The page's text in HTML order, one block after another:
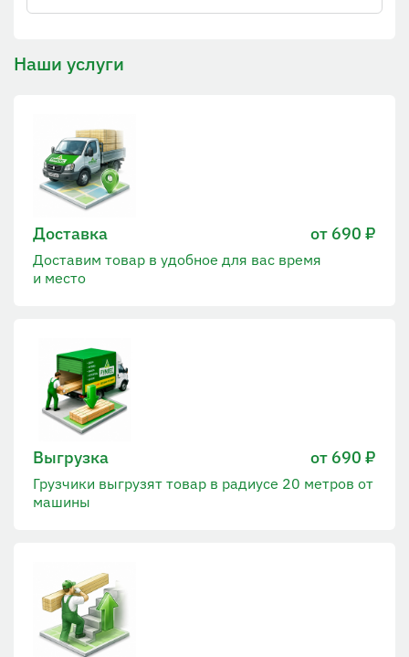
Наши услуги
Доставка от 690 ₽
Доставим товар в удобное для вас время
и место
Выгрузка от 690 ₽
Грузчики выгрузят товар в радиусе 20 метров от
машины